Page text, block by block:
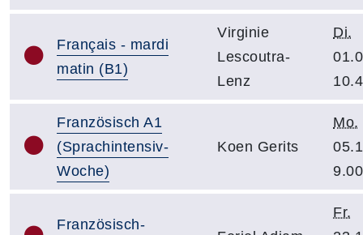
Français - mardi
matin (B1)
Virginie
Lescoutra-
Lenz
Di.
Französisch A1
(Sprachintensiv-
Woche)
Koen Gerits
Mo.
Französisch-
Fr.